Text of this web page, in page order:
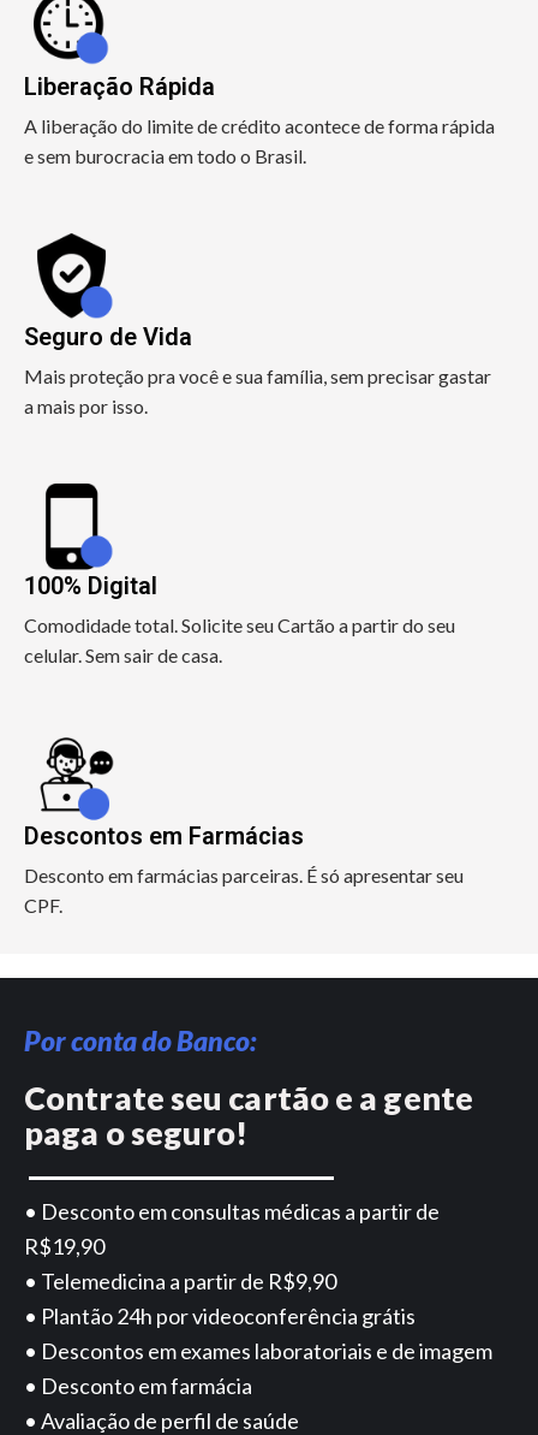
Liberação Rápida
A liberação do limite de crédito acontece de forma rápida
e sem burocracia em todo o Brasil.
Seguro de Vida
Mais proteção pra você e sua família, sem precisar gastar
a mais por isso.
100% Digital
Comodidade total. Solicite seu Cartão a partir do seu
celular. Sem sair de casa.
Descontos em Farmácias
Desconto em farmácias parceiras. É só apresentar seu
CPF.
Por conta do Banco:
Contrate seu cartão e a gente
paga o seguro!
• Desconto em consultas médicas a partir de
R$19,90
• Telemedicina a partir de R$9,90
• Plantão 24h por videoconferência grátis
• Descontos em exames laboratoriais e de imagem
• Desconto em farmácia
• Avaliação de perfil de saúde